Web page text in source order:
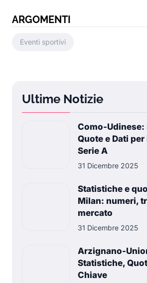
ARGOMENTI
Eventi sportivi
Ultime Notizie
Como-
Quote e Dati
Serie A
31 Dicembre 2025
Statistiche e
Milan: numeri,
mercato
31 Dicembre 2025
Arzignano-
Statistiche,
Chiave